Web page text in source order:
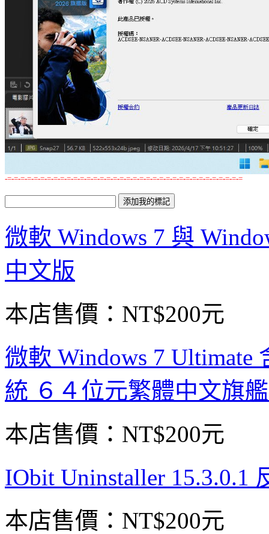
-=-=-=-=-=-=-=-=-=-=-=-=-=-=-=-=-=-=-=-=-=-=-=-=-=-=-=-=-=-=-=-=-=-=-=-=
微軟 Windows 7 與
中文版
本店售價： NT$200元
微軟 Windows 7 Ultimate
統 ６４位元繁體中文旗
本店售價： NT$200元
IObit Uninstaller 15.3.0.1
本店售價： NT$200元